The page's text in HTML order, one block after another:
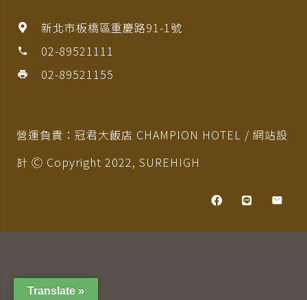
新北市板橋區重慶路91-1號
phone 02-89521111
print 02-89521155
營運負責：冠君大飯店 CHAMPION HOTEL / 網站設
計 Ⓒ Copyright 2022, SUREHIGH
Translate »